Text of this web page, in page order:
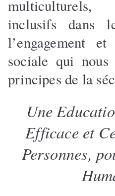
inclusifs dans
l’engagement
sociale qui
principes de la
Une
Efficace et
Personnes,